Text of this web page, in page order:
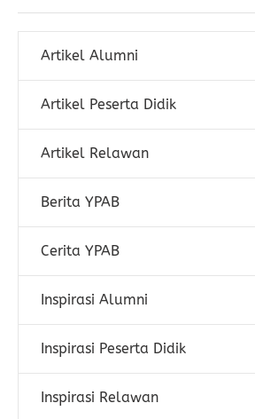
Artikel Alumni
Artikel Peserta Didik
Artikel Relawan
Berita YPAB
Cerita YPAB
Inspirasi Alumni
Inspirasi Peserta Didik
Inspirasi Relawan